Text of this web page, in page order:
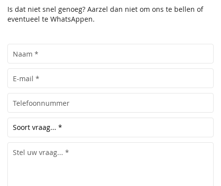
Is dat niet snel genoeg? Aarzel dan niet om ons te bellen of
eventueel te WhatsAppen.